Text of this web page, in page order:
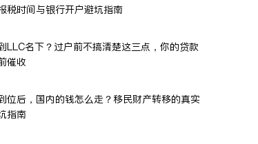
税时间与银行开户避坑指南
LLC名下？过户前不搞清楚这三点，你的贷款
催收
位后，国内的钱怎么走？移民财产转移的真实
指南